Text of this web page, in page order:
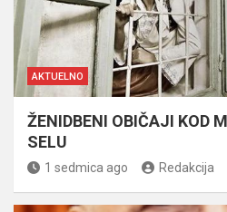
AKTUELNO
ŽENIDBENI OBIČAJI KOD
SELU
1 sedmica ago Redakcija